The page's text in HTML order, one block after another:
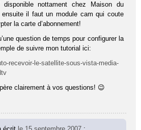
disponible nottament chez Maison du
ensuite il faut un module cam qui coute
la carte d’abonnement!
question de temps pour configurer la
de suivre mon tutorial ici:
recevoir-le-satellite-sous-vista-media-
clairement à vos questions! 😉